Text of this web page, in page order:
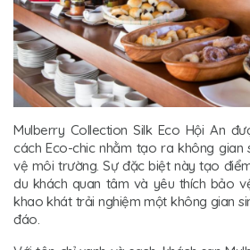
Mulberry Collection Silk Eco Hội An
cách Eco-chic nhằm tạo ra không
vệ môi trường. Sự đặc biệt này tạo
du khách quan tâm và yêu thích bảo
khao khát trải nghiệm một không gian
đáo.